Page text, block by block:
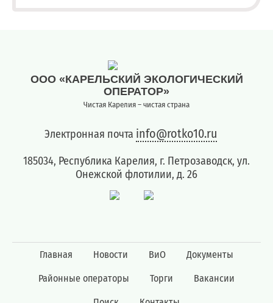
ООО «КАРЕЛЬСКИЙ ЭКОЛОГИЧЕСКИЙ
ОПЕРАТОР»
Чистая Карелия – чистая страна
Электронная почта info@rotko10.ru
185034, Республика Карелия, г. Петрозаводск, ул.
Онежской флотилии, д. 26
Главная Новости ВиО Документы
Районные операторы Торги Вакансии